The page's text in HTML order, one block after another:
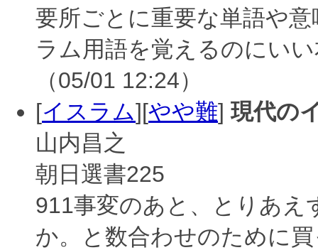
要所ごとに重要な単語や
ラム用語を覚えるのにい
（05/01 12:24）
[イスラム][やや難]現代の
山内昌之
朝日選書225
911事変のあと、とりあえ
か。と数合わせのために